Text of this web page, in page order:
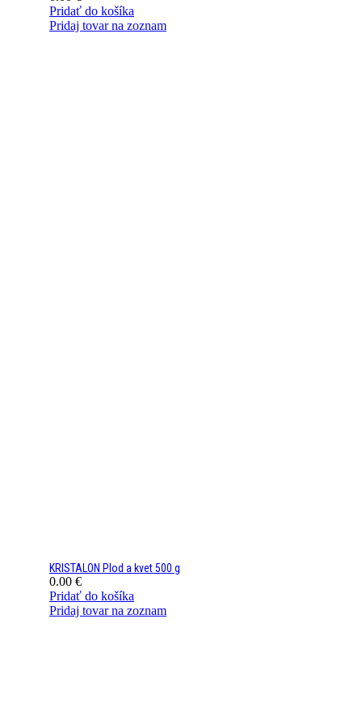
Pridať do košíka
Pridaj tovar na zoznam
KRISTALON Plod a kvet 500 g
0.00 €
Pridať do košíka
Pridaj tovar na zoznam